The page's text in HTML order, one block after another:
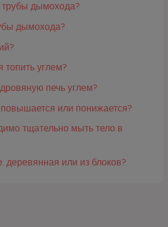
дымохода?
дымохода?
топить углем?
печь углем?
или понижается?
тщательно мыть тело в
деревянная или из блоков?